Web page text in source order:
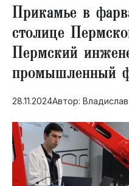
СВО
Выборы в Пермском
Социальная поддержка
Инфраструктура
Благоустройство
Прикамье в
столице
Пермский
промышленный
28.11.2024Автор: